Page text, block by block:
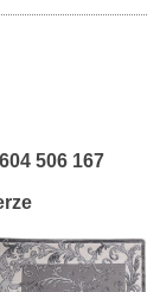
604 506 167